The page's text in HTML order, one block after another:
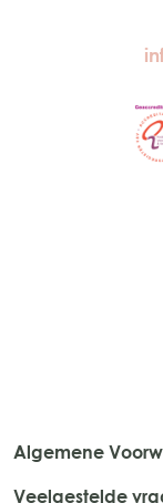
Algemene
Veelgestelde